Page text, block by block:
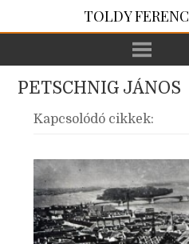
TOLDY FERENC
PETSCHNIG JÁNOS
Kapcsolódó cikkek: